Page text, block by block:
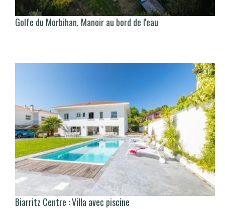
Golfe du Morbihan, Manoir au bord de l'eau
Biarritz Centre : Villa avec piscine